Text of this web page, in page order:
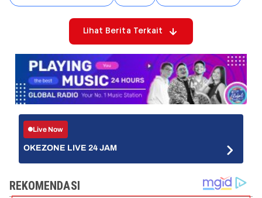
Lihat Berita Terkait
Live Now
OKEZONE LIVE 24 JAM